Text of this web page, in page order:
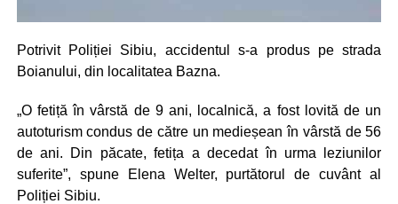
Potrivit Poliției Sibiu, accidentul s-a produs pe strada
Boianului, din localitatea Bazna.
„O fetiță în vârstă de 9 ani, localnică, a fost lovită de un
autoturism condus de către un medieșean în vârstă de 56
de ani. Din păcate, fetița a decedat în urma leziunilor
suferite”, spune Elena Welter, purtătorul de cuvânt al
Poliției Sibiu.